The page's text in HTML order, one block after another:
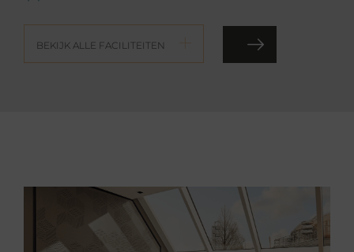
BEKIJK ALLE FACILITEITEN